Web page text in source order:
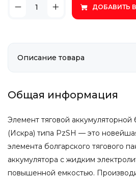
ДОБАВИТЬ
Общая информация
Элемент тяговой аккумуляторной
(Искра) типа PzSH — это
элемента болгарского тягового
аккумулятора с жидким
повышенной емкостью.